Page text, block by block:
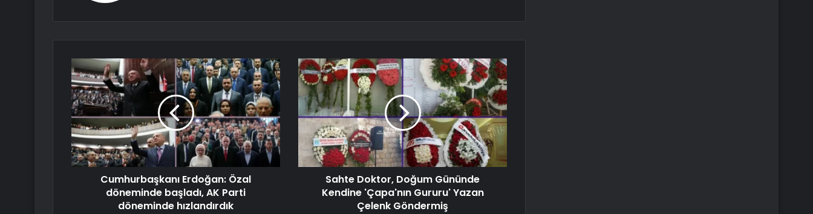
Cumhurbaşkanı Erdoğan: Özal
döneminde başladı, AK Parti
döneminde hızlandırdık
Sahte Doktor, Doğum Gününde
Kendine 'Çapa'nın Gururu' Yazan
Çelenk Göndermiş